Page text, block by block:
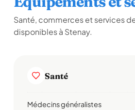
Santé, commerces et services
disponibles à Stenay.
Santé
Médecins généralistes